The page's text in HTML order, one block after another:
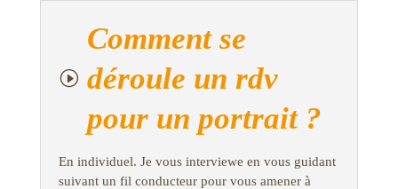
I
Comment se
déroule un rdv
pour un portrait ?
En individuel. Je vous interviewe en vous guidant
suivant un fil conducteur pour vous amener à